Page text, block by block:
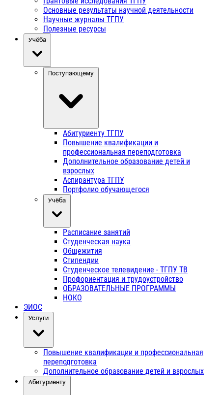
Основные результаты научной деятельности
Научные журналы ТГПУ
Полезные ресурсы
Учёба
Поступающему
Абитуриенту ТГПУ
Повышение квалификации и
профессиональная переподготовка
Дополнительное образование детей и
взрослых
Аспирантура ТГПУ
Портфолио обучающегося
Учёба
Расписание занятий
Студенческая наука
Общежития
Стипендии
Студенческое телевидение - ТГПУ ТВ
Профориентация и трудоустройство
ОБРАЗОВАТЕЛЬНЫЕ ПРОГРАММЫ
НОКО
ЭИОС
Услуги
Повышение квалификации и профессиональная
переподготовка
Дополнительное образование детей и взрослых
Абитуриенту